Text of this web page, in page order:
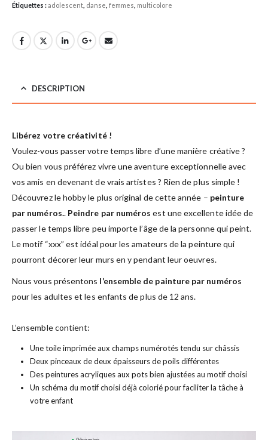
Étiquettes :adolescent danse femmes multicolore
DESCRIPTION
Libérez votre créativité !
Voulez-vous passer votre temps libre d’une manière créative ?
Ou bien vous préférez vivre une aventure exceptionnelle avec
vos amis en devenant de vrais artistes ? Rien de plus simple !
Découvrez le hobby le plus original de cette année – peinture
par numéros.. Peindre par numéros est une excellente idée de
passer le temps libre peu importe l’âge de la personne qui peint.
Le motif “xxx” est idéal pour les amateurs de la peinture qui
pourront décorer leur murs en y pendant leur oeuvres.
Nous vous présentons l’ensemble de painture par numéros
pour les adultes et les enfants de plus de 12 ans.
L’ensemble contient:
Une toile imprimée aux champs numérotés tendu sur châssis
Deux pinceaux de deux épaisseurs de poils différentes
Des peintures acryliques aux pots bien ajustées au motif choisi
Un schéma du motif choisi déjà colorié pour faciliter la tâche à
votre enfant